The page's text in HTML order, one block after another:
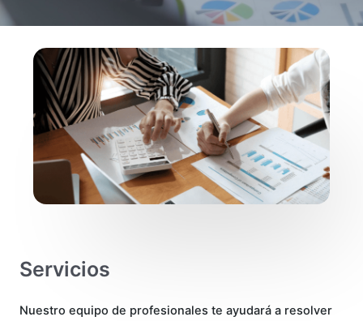
Servicios
Nuestro equipo de profesionales te ayudará a resolver